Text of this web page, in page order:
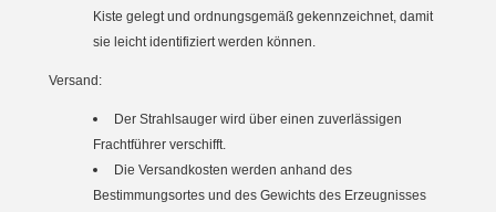
Kiste gelegt und ordnungsgemäß gekennzeichnet, damit
sie leicht identifiziert werden können.
Versand:
Der Strahlsauger wird über einen zuverlässigen
Frachtführer verschifft.
Die Versandkosten werden anhand des
Bestimmungsortes und des Gewichts des Erzeugnisses